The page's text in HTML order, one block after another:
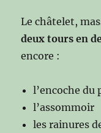
Le châtelet,
deux tours en
encore :
l’encoche du
l’assommoir
les rainures